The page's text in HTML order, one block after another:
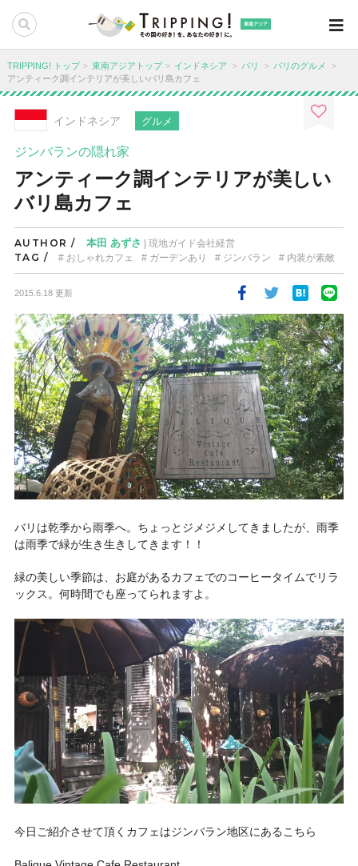
東南アジア
TRIPPING! トップ 東南アジアトップ インドネシア バリ
バリのグルメ
アンティーク調インテリアが美しいバリ島カフェ
インドネシア グルメ
ジンバランの隠れ家
アンティーク調インテリアが美しい
バリ島カフェ
AUTHOR / 本田 あずさ | 現地ガイド会社経営
TAG / おしゃれカフェ ガーデンあり ジンバラン 内装が素敵
2015.6.18 更新
バリは乾季から雨季へ。ちょっとジメジメしてきましたが、雨季
は雨季で緑が生き生きしてきます！！
緑の美しい季節は、お庭があるカフェでのコーヒータイムでリラ
ックス。何時間でも座ってられますよ。
今日ご紹介させて頂くカフェはジンバラン地区にあるこちら